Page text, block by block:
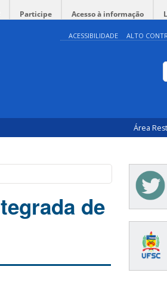
Participe Acesso à informação
ACESSIBILIDADE ALTO
Área
de